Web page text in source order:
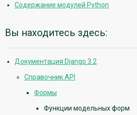
Содержание модулей Python
Вы находитесь здесь:
Документация Django 3.2
Справочник API
Формы
Функции модельных форм